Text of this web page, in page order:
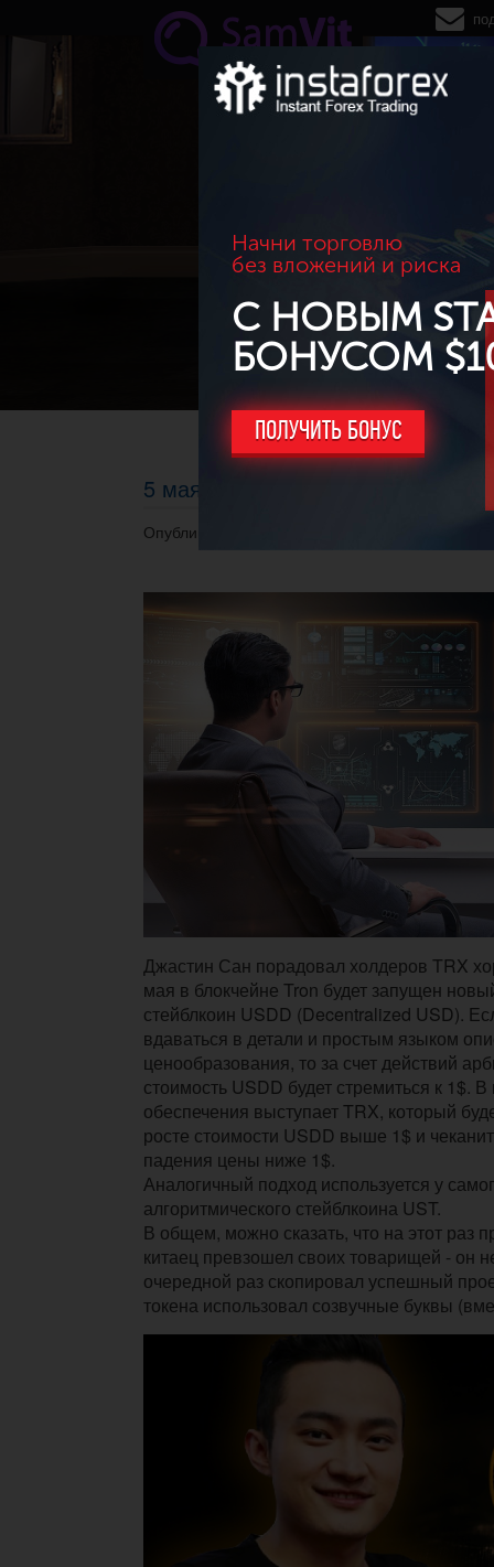
Перейти к основному содержанию
Начни торговлю
без вложений и риска
С НОВЫМ
БОНУСОМ
ПОЛУЧИТЬ БОНУС
5 мая появится новый
Опубликовано 23.04.2022 в 19:33.
Джастин Сан порадовал холдеров TRX
мая в блокчейне Tron будет запущен
стейблкоин USDD (Decentralized USD).
вдаваться в детали и простым языком
ценообразования, то за счет действий
стоимость USDD будет стремиться к 1$. В
обеспечения выступает TRX, который
росте стоимости USDD выше 1$ и
падения цены ниже 1$.
Аналогичный подход используется у
алгоритмического стейблкоина UST.
В общем, можно сказать, что на этот раз
китаец превзошел своих товарищей - он
очередной раз скопировал успешный
токена использовал созвучные буквы